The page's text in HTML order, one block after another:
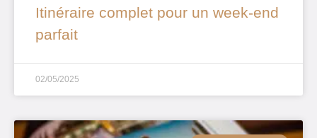
Itinéraire complet pour un week-end
parfait
02/05/2025